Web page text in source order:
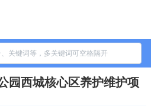
园西城核心区养护维护项